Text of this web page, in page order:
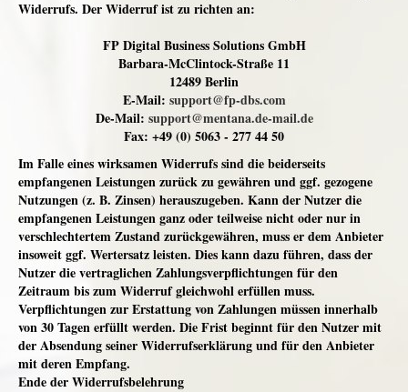
Widerrufs. Der Widerruf ist zu richten an:
FP Digital Business Solutions GmbH
Barbara-McClintock-Straße 11
12489 Berlin
E-Mail: support@fp-dbs.com
De-Mail: support@mentana.de-mail.de
Fax: +49 (0) 5063 - 277 44 50
Im Falle eines wirksamen Widerrufs sind die beiderseits
empfangenen Leistungen zurück zu gewähren und ggf. gezogene
Nutzungen (z. B. Zinsen) herauszugeben. Kann der Nutzer die
empfangenen Leistungen ganz oder teilweise nicht oder nur in
verschlechtertem Zustand zurückgewähren, muss er dem Anbieter
insoweit ggf. Wertersatz leisten. Dies kann dazu führen, dass der
Nutzer die vertraglichen Zahlungsverpflichtungen für den
Zeitraum bis zum Widerruf gleichwohl erfüllen muss.
Verpflichtungen zur Erstattung von Zahlungen müssen innerhalb
von 30 Tagen erfüllt werden. Die Frist beginnt für den Nutzer mit
der Absendung seiner Widerrufserklärung und für den Anbieter
mit deren Empfang.
Ende der Widerrufsbelehrung